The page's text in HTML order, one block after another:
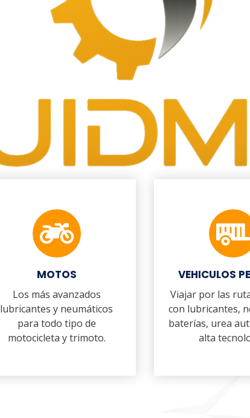
MOTOS
Los más avanzados
lubricantes y neumáticos
para todo tipo de
motocicleta y trimoto.
VEHICULOS
Viajar por las
con lubricantes,
baterías, urea
alta